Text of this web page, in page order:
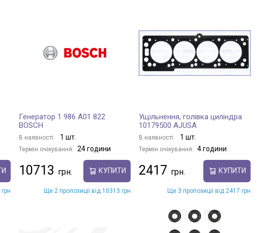
Генератор 1 986 A01 822
BOSCH
В наявності: 1 шт.
Термін очікування: 24 години
10713 КУПИТИ
Ще 2 пропозиції від 10313 грн
Ущільнення, голівка циліндра
10179500 AJUSA
В наявності: 1 шт.
Термін очікування: 4 години
2417 КУПИТИ
Ще 3 пропозиції від 2417 грн